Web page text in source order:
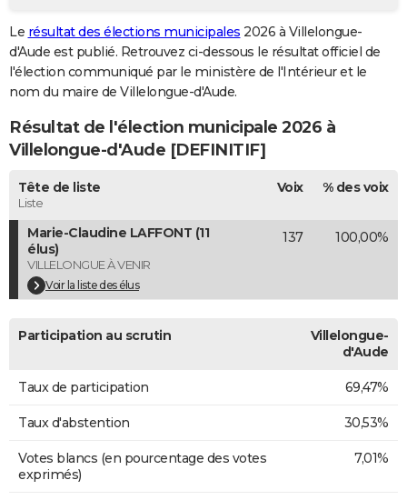
GUIDES D'ACHAT
BONS PLANS
CARTE DE VOEUX
Dictionnaire
Biographies
Citations
Expressions
Proverbes
PROGRAMME TV
COPAINS D'AVANT
S'inscrire
Se connecter
Lycées
Collèges
Primaires
Universités
Entreprises
Service militaire
Avis de recherche
AVIS DE DÉCÈS
Le résultat des élections municipales 2026 à Villelongue-
d'Aude est publié. Retrouvez ci-dessous le résultat officiel de
l'élection communiqué par le ministère de l'Intérieur et le
nom du maire de Villelongue-d'Aude.
Résultat de l'élection municipale 2026 à
Villelongue-d'Aude [DEFINITIF]
Tête de liste
Liste
Voix % des voix
Marie-Claudine LAFFONT (11
élus)
VILLELONGUE À VENIR
Voir la liste des élus
137 100,00%
Participation au scrutin
Villelongue-
d'Aude
Taux de participation 69,47%
Taux d'abstention 30,53%
Votes blancs (en pourcentage des votes
exprimés)
7,01%